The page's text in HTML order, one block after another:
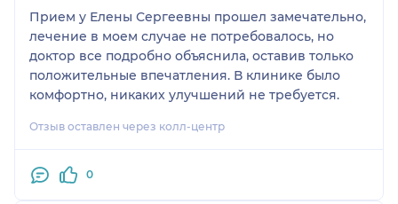
Прием у Елены Сергеевны прошел замечательно,
лечение в моем случае не потребовалось, но
доктор все подробно объяснила, оставив только
положительные впечатления. В клинике было
комфортно, никаких улучшений не требуется.
Отзыв оставлен через колл-центр
0